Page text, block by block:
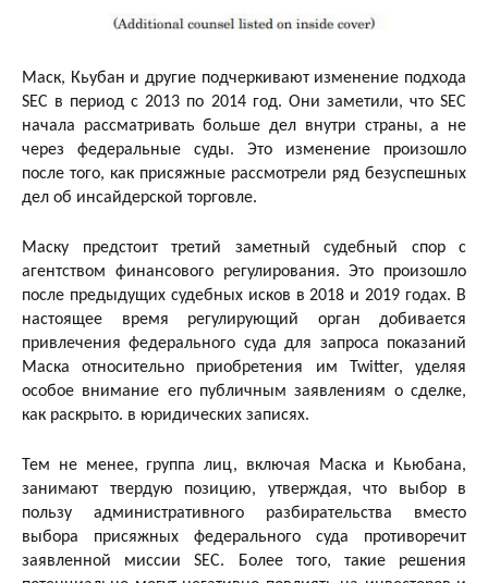
Маск, Кьубан и другие подчеркивают изменение подхода
SEC в период с 2013 по 2014 год. Они заметили, что SEC
начала рассматривать больше дел внутри страны, а не
через федеральные суды. Это изменение произошло
после того, как присяжные рассмотрели ряд безуспешных
дел об инсайдерской торговле.
Маску предстоит третий заметный судебный спор с
агентством финансового регулирования. Это произошло
после предыдущих судебных исков в 2018 и 2019 годах. В
настоящее время регулирующий орган добивается
привлечения федерального суда для запроса показаний
Маска относительно приобретения им Twitter, уделяя
особое внимание его публичным заявлениям о сделке,
как раскрыто. в юридических записях.
Тем не менее, группа лиц, включая Маска и Кьюбана,
занимают твердую позицию, утверждая, что выбор в
пользу административного разбирательства вместо
выбора присяжных федерального суда противоречит
заявленной миссии SEC. Более того, такие решения